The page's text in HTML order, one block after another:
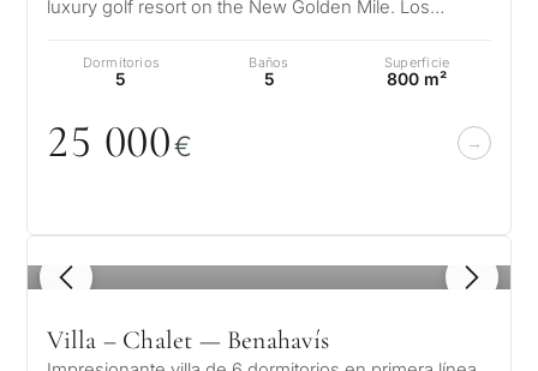
luxury golf resort on the New Golden Mile. Los
Dormitorios
5
Baños
5
Superficie
800 m²
25 000€
1 / 8
Villa – Chalet — Benahavís
qué